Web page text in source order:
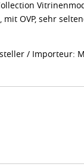
OVP, sehr
/ Importeur: